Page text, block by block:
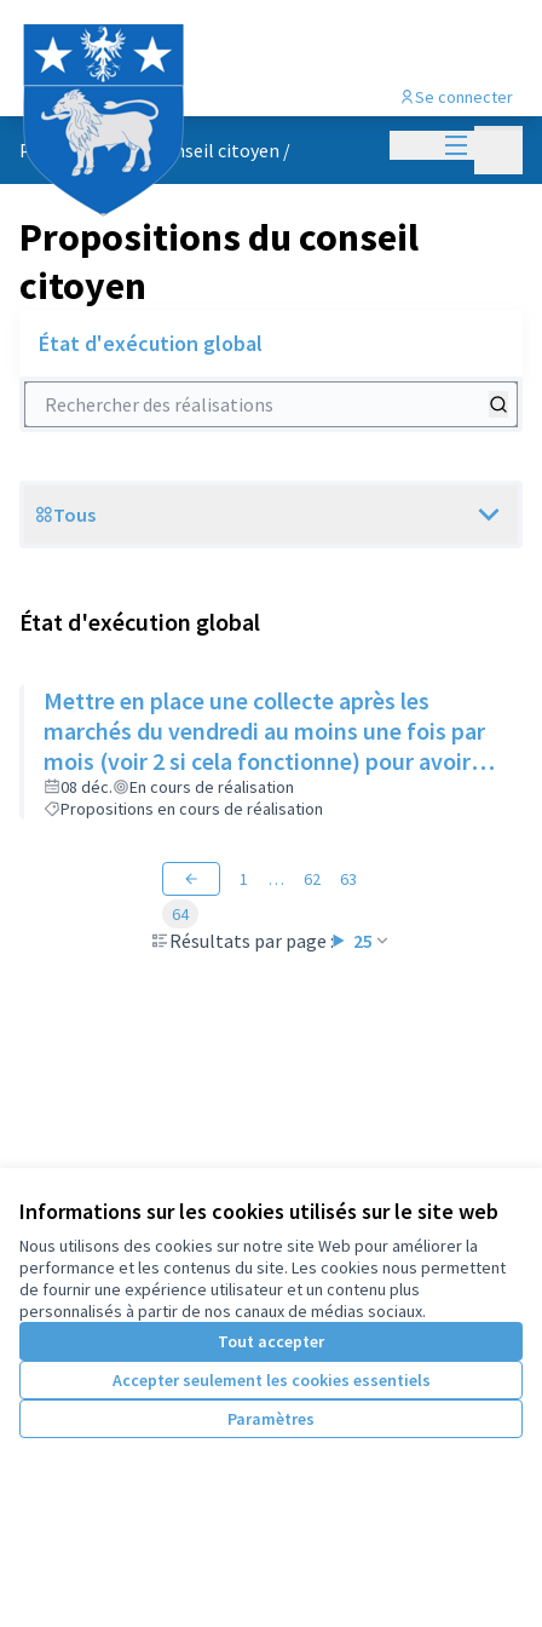
Informations sur les cookies utilisés sur le site web
Nous utilisons des cookies sur notre site Web pour améliorer la
performance et les contenus du site. Les cookies nous permettent
de fournir une expérience utilisateur et un contenu plus
personnalisés à partir de nos canaux de médias sociaux.
Tout accepter
Accepter seulement les cookies essentiels
Paramètres
Menu
Se connecter
Propositions du conseil citoyen /
Propositions du conseil
citoyen
État d'exécution global
Rechercher des réalisations
Scope
Tous
État d'exécution global
Mettre en place une collecte après les
marchés du vendredi au moins une fois par
mois (voir 2 si cela fonctionne) pour avoir
des produits frais pour l'Epice'Rill
08 déc.
En cours de réalisation
Propositions en cours de réalisation
Résultats par page : 25
1 … 62
63
64